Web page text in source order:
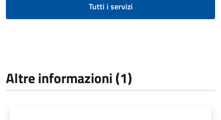
Tutti i servizi
Altre informazioni (1)